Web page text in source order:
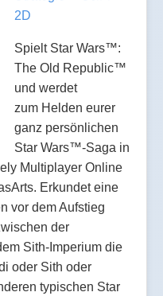
2D
Spielt Star Wars™:
The Old Republic™
und werdet
zum Helden eurer
ganz persönlichen
Star Wars™-Saga in
Multiplayer Online
Erkundet eine
vor dem Aufstieg
der
Sith-Imperium die
oder Sith oder
typischen Star